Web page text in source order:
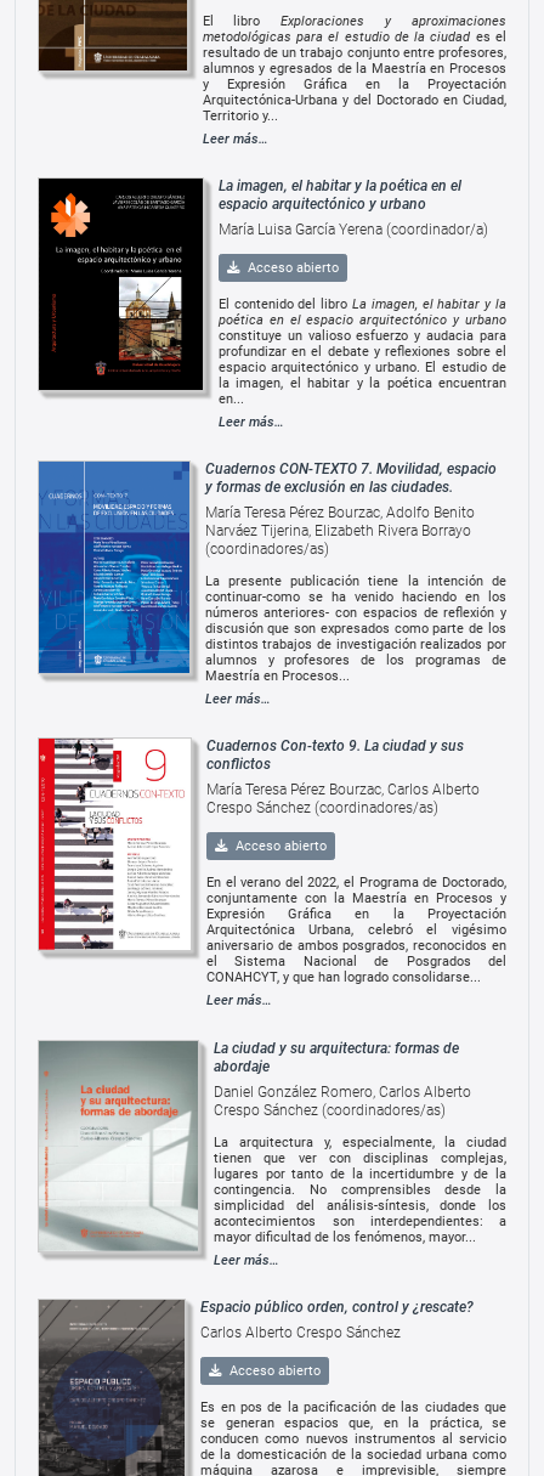
El libroExploraciones y aproximaciones
metodológicas para el estudio de la ciudad es el
resultado de un trabajo conjunto entre profesores,
alumnos y egresados de la Maestría en Procesos
y Expresión Gráfica en la Proyectación
Arquitectónica-Urbana y del Doctorado en Ciudad,
Territorio y...
Leer más…
La imagen, el habitar y la poética en el
espacio arquitectónico y urbano
María Luisa García Yerena (coordinador/a)
Acceso abierto
El contenido del libroLa imagen, el habitar y la
poética en el espacio arquitectónico y urbano
constituye un valioso esfuerzo y audacia para
profundizar en el debate y reflexiones sobre el
espacio arquitectónico y urbano. El estudio de
la imagen, el habitar y la poética encuentran
en...
Leer más…
Cuadernos CON-TEXTO 7. Movilidad, espacio
y formas de exclusión en las ciudades.
María Teresa Pérez Bourzac, Adolfo Benito
Narváez Tijerina, Elizabeth Rivera Borrayo
(coordinadores/as)
La presente publicación tiene la intención de
continuar-como se ha venido haciendo en los
números anteriores- con espacios de reflexión y
discusión que son expresados como parte de los
distintos trabajos de investigación realizados por
alumnos y profesores de los programas de
Maestría en Procesos...
Leer más…
Cuadernos Con-texto 9. La ciudad y sus
conflictos
María Teresa Pérez Bourzac, Carlos Alberto
Crespo Sánchez (coordinadores/as)
Acceso abierto
En el verano del 2022, el Programa de Doctorado,
conjuntamente con la Maestría en Procesos y
Expresión Gráfica en la Proyectación
Arquitectónica Urbana, celebró el vigésimo
aniversario de ambos posgrados, reconocidos en
el Sistema Nacional de Posgrados del
CONAHCYT, y que han logrado consolidarse...
Leer más…
La ciudad y su arquitectura: formas de
abordaje
Daniel González Romero, Carlos Alberto
Crespo Sánchez (coordinadores/as)
La arquitectura y, especialmente, la ciudad
tienen que ver con disciplinas complejas,
lugares por tanto de la incertidumbre y de la
contingencia. No comprensibles desde la
simplicidad del análisis-síntesis, donde los
acontecimientos son interdependientes: a
mayor dificultad de los fenómenos, mayor...
Leer más…
Espacio público orden, control y ¿rescate?
Carlos Alberto Crespo Sánchez
Acceso abierto
Es en pos de la pacificación de las ciudades que
se generan espacios que, en la práctica, se
conducen como nuevos instrumentos al servicio
de la domesticación de la sociedad urbana como
máquina azarosa e imprevisible, siempre